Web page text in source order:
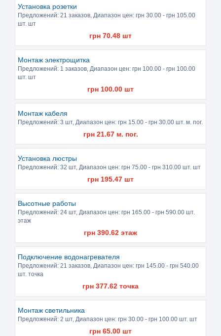
Установка розетки
Предложений: 21 заказов , Диапазон цен: грн 30.00 - грн 105.00
шт. шт
грн 70.48 шт
Монтаж электрощитка
Предложений: 1 заказов , Диапазон цен: грн 100.00 - грн 100.00
шт. шт
грн 100.00 шт
Монтаж кабеля
Предложений: 3 шт, Диапазон цен: грн 15.00 - грн 30.00 шт. м. пог.
грн 21.67м. пог.
Установка люстры
Предложений: 32 шт, Диапазон цен: грн 75.00 - грн 310.00 шт. шт
грн 195.47 шт
Высотные работы
Предложений: 24 шт, Диапазон цен: грн 165.00 - грн 590.00 шт.
этаж
грн 390.62 этаж
Подключение водонагревателя
Предложений: 21 заказов , Диапазон цен: грн 145.00 - грн 540.00
шт. точка
грн 377.62 точка
Монтаж светильника
Предложений: 2 шт, Диапазон цен: грн 30.00 - грн 100.00 шт. шт
грн 65.00 шт